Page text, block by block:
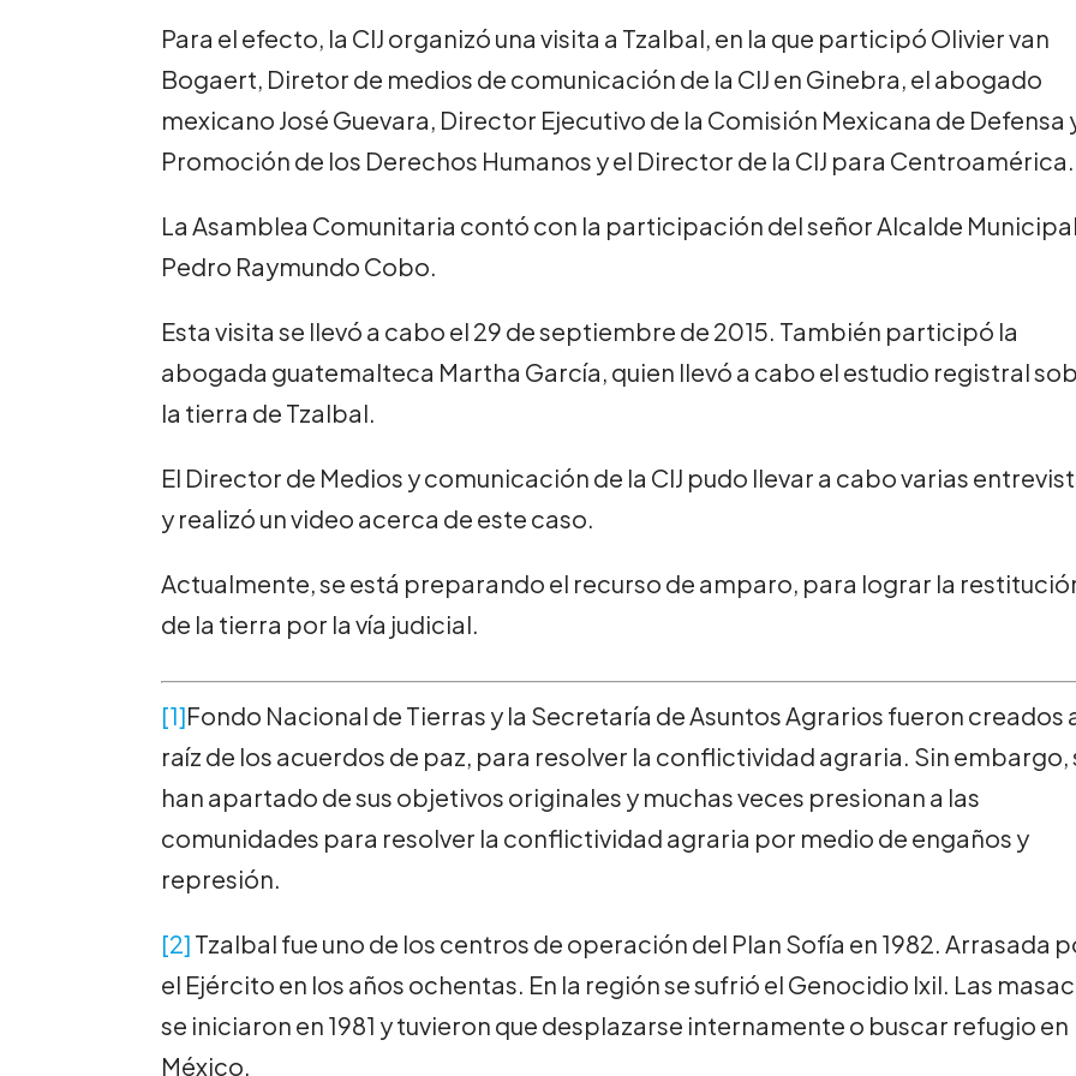
Para el efecto, la CIJ organizó una visita a Tzalbal, en la que participó Olivier van
Bogaert, Diretor de medios de comunicación de la CIJ en Ginebra, el abogado
mexicano José Guevara, Director Ejecutivo de la Comisión Mexicana de Defensa
Promoción de los Derechos Humanos y el Director de la CIJ para Centroamérica.
La Asamblea Comunitaria contó con la participación del señor Alcalde Municipal
Pedro Raymundo Cobo.
Esta visita se llevó a cabo el 29 de septiembre de 2015. También participó la
abogada guatemalteca Martha García, quien llevó a cabo el estudio registral
la tierra de Tzalbal.
El Director de Medios y comunicación de la CIJ pudo llevar a cabo varias
y realizó un video acerca de este caso.
Actualmente, se está preparando el recurso de amparo, para lograr la
de la tierra por la vía judicial.
[1]Fondo Nacional de Tierras y la Secretaría de Asuntos Agrarios fueron creados
raíz de los acuerdos de paz, para resolver la conflictividad agraria. Sin embargo,
han apartado de sus objetivos originales y muchas veces presionan a las
comunidades para resolver la conflictividad agraria por medio de engaños y
represión.
[2] Tzalbal fue uno de los centros de operación del Plan Sofía en 1982. Arrasada
el Ejército en los años ochentas. En la región se sufrió el Genocidio Ixil. Las
se iniciaron en 1981 y tuvieron que desplazarse internamente o buscar refugio en
México.